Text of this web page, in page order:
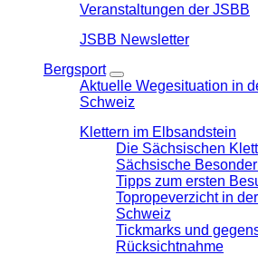
Veranstaltungen der JSBB
JSBB Newsletter
Bergsport
Aktuelle Wegesituation in
Schweiz
Klettern im Elbsandstein
Die Sächsischen
Sächsische
Tipps zum ersten
Topropeverzicht in
Schweiz
Tickmarks und
Rücksichtnahme